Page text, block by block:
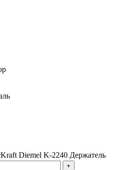
Diemel K-2240 Держатель